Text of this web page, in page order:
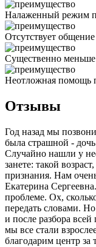
Налаженный режим
Отсутствует
Существенно меньше
Неотложная помощь
Отзывы
Год назад мы
была страшной -
Случайно нашли у
занете: такой
признания. Нам
Екатерина
проблеме. Ох,
передать словами.
и после разбора
мы все стали
благодарим центр